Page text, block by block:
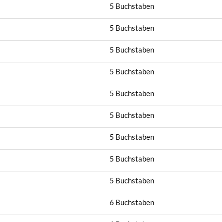
5 Buchstaben
5 Buchstaben
5 Buchstaben
5 Buchstaben
5 Buchstaben
5 Buchstaben
5 Buchstaben
5 Buchstaben
5 Buchstaben
6 Buchstaben